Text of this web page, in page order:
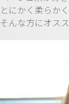
とにかく柔らか
そんな方にオスス